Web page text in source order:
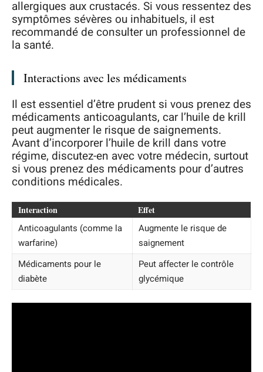
allergiques aux crustacés. Si vous ressentez des
symptômes sévères ou inhabituels, il est
recommandé de consulter un professionnel de
la santé.
Interactions avec les médicaments
Il est essentiel d’être prudent si vous prenez des
médicaments anticoagulants, car l’huile de krill
peut augmenter le risque de saignements.
Avant d’incorporer l’huile de krill dans votre
régime, discutez-en avec votre médecin, surtout
si vous prenez des médicaments pour d’autres
conditions médicales.
Interaction Effet
Anticoagulants (comme la
warfarine)
Augmente le risque de
saignement
Médicaments pour le
diabète
Peut affecter le contrôle
glycémique